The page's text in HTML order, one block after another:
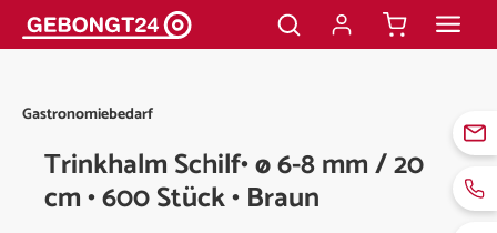
springen
Gastronomiebedarf
Trinkhalm Schilf• ø 6-8 mm / 20
cm • 600 Stück • Braun